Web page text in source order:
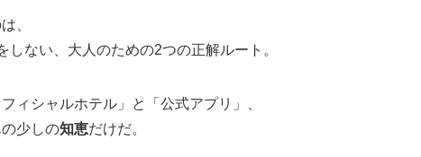
、
しない、大人のための2つの正解ルート。
ィシャルホテル」と「公式アプリ」、
少しの知恵だけだ。